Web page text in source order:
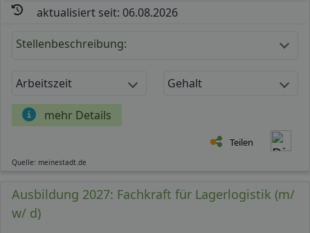
aktualisiert seit: 06.08.2026
Stellenbeschreibung:
Arbeitszeit Gehalt
mehr Details
Teilen
Quelle: meinestadt.de
Ausbildung 2027: Fachkraft für Lagerlogistik (m/
w/ d)